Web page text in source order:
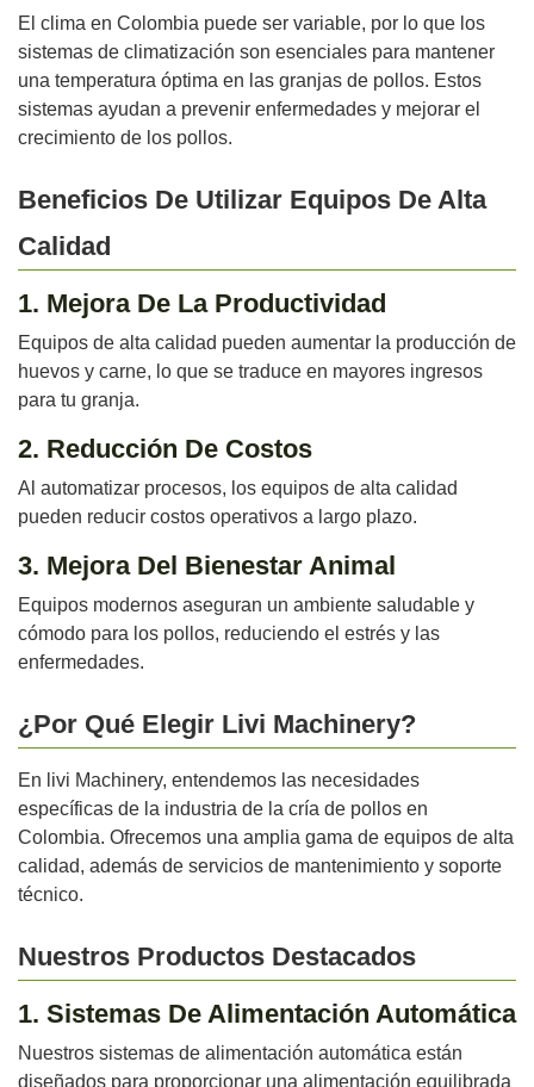
El clima en Colombia puede ser variable, por lo que los
sistemas de climatización son esenciales para mantener
una temperatura óptima en las granjas de pollos. Estos
sistemas ayudan a prevenir enfermedades y mejorar el
crecimiento de los pollos.
Beneficios De Utilizar Equipos De Alta
Calidad
1. Mejora De La Productividad
Equipos de alta calidad pueden aumentar la producción de
huevos y carne, lo que se traduce en mayores ingresos
para tu granja.
2. Reducción De Costos
Al automatizar procesos, los equipos de alta calidad
pueden reducir costos operativos a largo plazo.
3. Mejora Del Bienestar Animal
Equipos modernos aseguran un ambiente saludable y
cómodo para los pollos, reduciendo el estrés y las
enfermedades.
¿Por Qué Elegir Livi Machinery?
En livi Machinery, entendemos las necesidades
específicas de la industria de la cría de pollos en
Colombia. Ofrecemos una amplia gama de equipos de alta
calidad, además de servicios de mantenimiento y soporte
técnico.
Nuestros Productos Destacados
1. Sistemas De Alimentación Automática
Nuestros sistemas de alimentación automática están
diseñados para proporcionar una alimentación equilibrada